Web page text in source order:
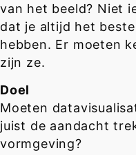
van het beeld? Niet
dat je altijd het
hebben. Er moeten
zijn ze.
Doel
Moeten
juist de aandacht
vormgeving?